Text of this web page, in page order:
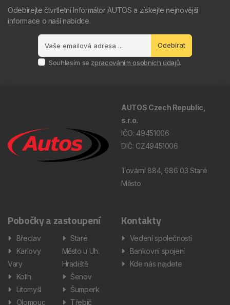
Odebírejte čtvrtletní Informátor AUTOS a získejte nejnovější
informace o naší nabídce.
Odebírat
Souhlasím se zpracováním osobních údajů.
AUTOS Czech Republic,
s.r.o.
IČO: 49451006
DIČ: CZ49451006
Tovární 884, 686 03 Staré
Město
Pobočky a zastoupení
Břeclav
Karlovy
Vary
Kolín
Litomyšl
Olomouc
Staré
Město u Uh.
Hradiště
Šenov
Šumperk
Třebíč
Kontakty
Vedení společnosti
Bankovní spojení
Kde nás najdete